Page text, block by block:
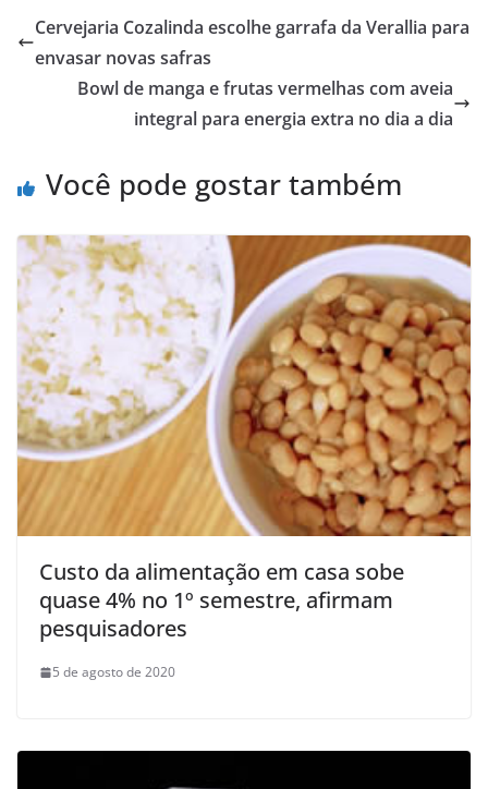
Cervejaria Cozalinda escolhe garrafa da Verallia para
envasar novas safras
Bowl de manga e frutas vermelhas com aveia
integral para energia extra no dia a dia
Você pode gostar também
Custo da alimentação em casa sobe
quase 4% no 1º semestre, afirmam
pesquisadores
5 de agosto de 2020